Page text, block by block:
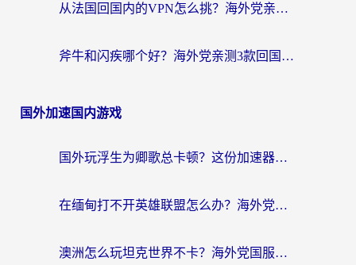
从法国回国内的VPN怎么挑？海外党亲测：稳定、多端、安全才是关键
斧牛和闪疾哪个好？海外党亲测3款回国加速器，教你选到不踩坑的那一款
国外加速国内游戏
国外玩浮生为卿歌总卡顿？这份加速器选择指南帮你找回丝滑体验
在缅甸打不开英雄联盟怎么办？海外党亲测有效的国服游戏加速指南
澳洲怎么玩坦克世界不卡？海外党国服游戏加速终极指南（附逆战奇妙碰碰车解决方案）